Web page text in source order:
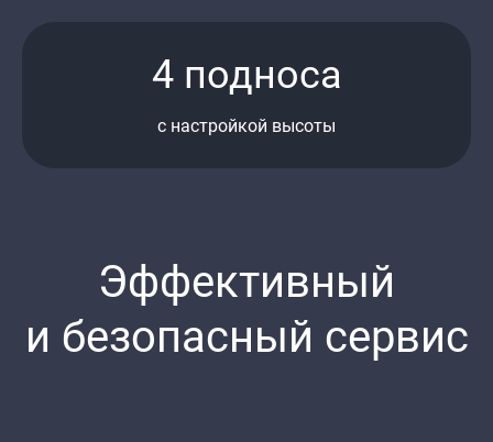
4 подноса
с настройкой высоты
Эффективный
и безопасный сервис